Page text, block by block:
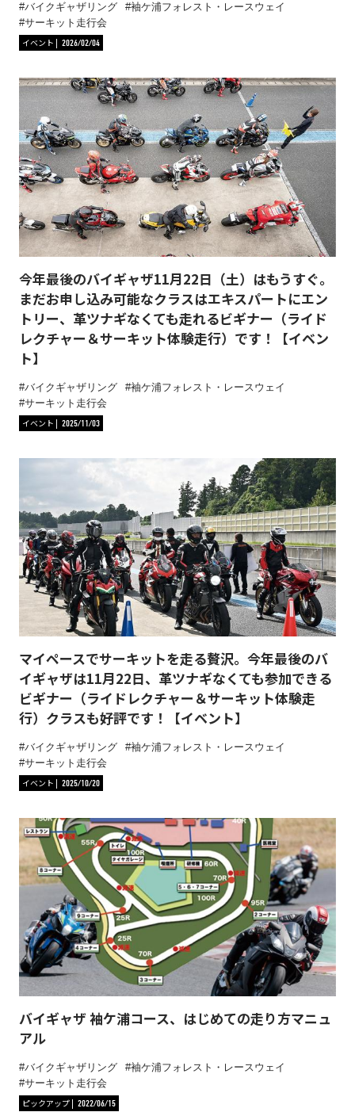
バイクギャザリング
袖ケ浦フォレスト・レースウェイ
サーキット走行会
イベント
2026/02/04
今年最後のバイギャザ11月22日（土）はもうすぐ。
まだお申し込み可能なクラスはエキスパートにエン
トリー、革ツナギなくても走れるビギナー（ライド
レクチャー＆サーキット体験走行）です！【イベン
ト】
バイクギャザリング
袖ケ浦フォレスト・レースウェイ
サーキット走行会
イベント
2025/11/03
マイペースでサーキットを走る贅沢。今年最後のバ
イギャザは11月22日、革ツナギなくても参加できる
ビギナー（ライドレクチャー＆サーキット体験走
行）クラスも好評です！【イベント】
バイクギャザリング
袖ケ浦フォレスト・レースウェイ
サーキット走行会
イベント
2025/10/20
バイギャザ 袖ケ浦コース、はじめての走り方マニュ
アル
バイクギャザリング
袖ケ浦フォレスト・レースウェイ
サーキット走行会
ピックアップ
2022/06/15